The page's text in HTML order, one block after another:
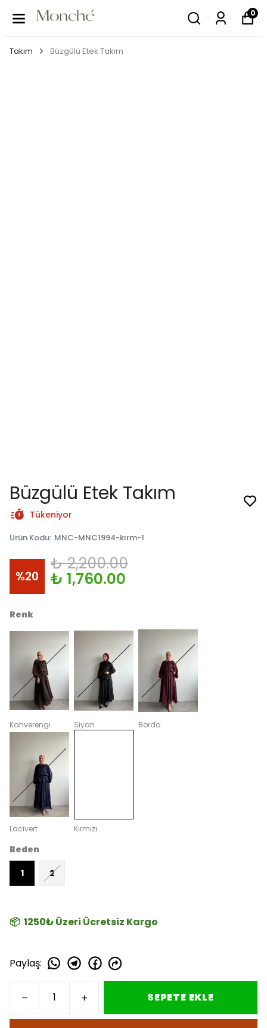
0
Takım Büzgülü Etek Takım
Büzgülü Etek Takım
Tükeniyor
Ürün Kodu: MNC-MNC1994-kırm-1
%20
₺ 2,200.00
₺ 1,760.00
Renk
Kahverengi Siyah Bordo
Lacivert Kırmızı
Beden
1
2
📦 1250₺ Üzeri Ücretsiz Kargo
Paylaş:
SEPETE EKLE